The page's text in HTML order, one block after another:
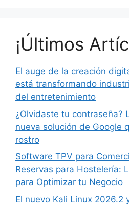
¡Últimos
El auge de la creación
está transformando
del entretenimiento
¿Olvidaste tu contraseña?
nueva solución de Google
rostro
Software TPV para
Reservas para Hostelería:
para Optimizar tu Negocio
El nuevo Kali Linux 2026.2